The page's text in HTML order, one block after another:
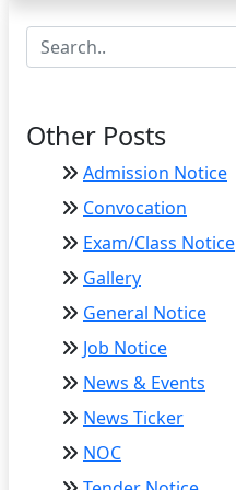
Other Posts
Admission Notice
Convocation
Exam/Class Notice
Gallery
General Notice
Job Notice
News & Events
News Ticker
NOC